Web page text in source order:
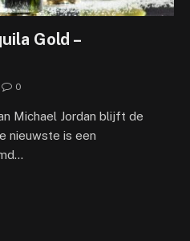
Gold –
0
Michael Jordan blijft de
nieuwste is een